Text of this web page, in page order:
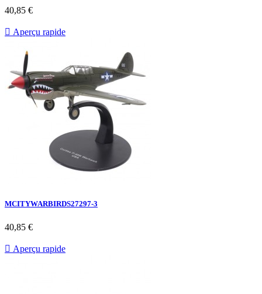
40,85 €
 Aperçu rapide
MCITYWARBIRDS27297-3
40,85 €
 Aperçu rapide